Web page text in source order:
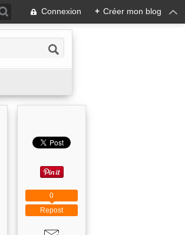
Connexion + Créer mon blog
Repost
0